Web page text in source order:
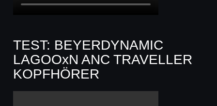
TEST: BEYERDYNAMIC
LAGOOxN ANC TRAVELLER
KOPFHÖRER